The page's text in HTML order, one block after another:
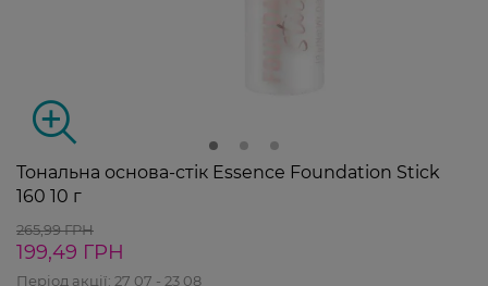
Тональна основа-стік Essence Foundation Stick
160 10 г
265,99 ГРН
199,49 ГРН
Період акції: 27 07 - 23 08